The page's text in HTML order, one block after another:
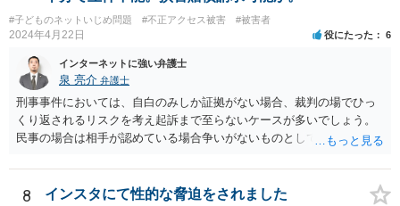
ります。 私の親が浮気してるって聞いたというメールがきて、そのあ
とに間違ったという内容です。 これは名誉毀損やプライバシーに触り
ますかか？ →まず、１対１でSMSが送信されたという状況であれば、
公然性という要件を欠き、名誉毀損とならないでしょう。また、「私
の親が浮気してるって聞いた」「間違った」というメールが送信され
た状況は、プライバシー権侵害とはならないでしょう。
#子どものネットいじめ問題 #不正アクセス被害 #被害者
2024年4月22日 役にたった 6
インターネットに強い弁護士
泉 亮介 弁護士
刑事事件においては、自白のみしか証拠がない場合、裁判の場でひっ
くり返されるリスクを考え起訴まで至らないケースが多いでしょう。
民事の場合は相手が認めている場合争いがないものとして請求が認め
す。
8 インスタにて性的な脅迫をされました